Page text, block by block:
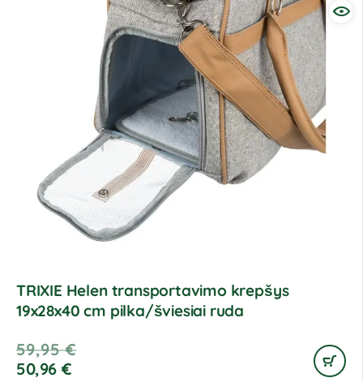
TRIXIE Helen transportavimo krepšys
19x28x40 cm pilka/šviesiai ruda
59,95€
50,96 €